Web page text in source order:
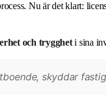
Nu är det klart:
och tryggheti sina
skyddar